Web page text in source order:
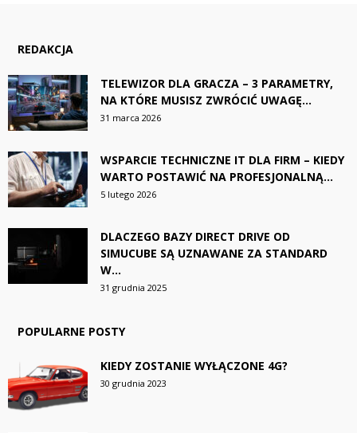
REDAKCJA
TELEWIZOR DLA GRACZA – 3 PARAMETRY,
NA KTÓRE MUSISZ ZWRÓCIĆ UWAGĘ...
31 marca 2026
WSPARCIE TECHNICZNE IT DLA FIRM – KIEDY
WARTO POSTAWIĆ NA PROFESJONALNĄ...
5 lutego 2026
DLACZEGO BAZY DIRECT DRIVE OD
SIMUCUBE SĄ UZNAWANE ZA STANDARD
W...
31 grudnia 2025
POPULARNE POSTY
KIEDY ZOSTANIE WYŁĄCZONE 4G?
30 grudnia 2023